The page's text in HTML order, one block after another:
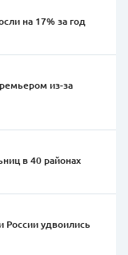
на 17% за год
из-за
в 40 районах
России удвоились